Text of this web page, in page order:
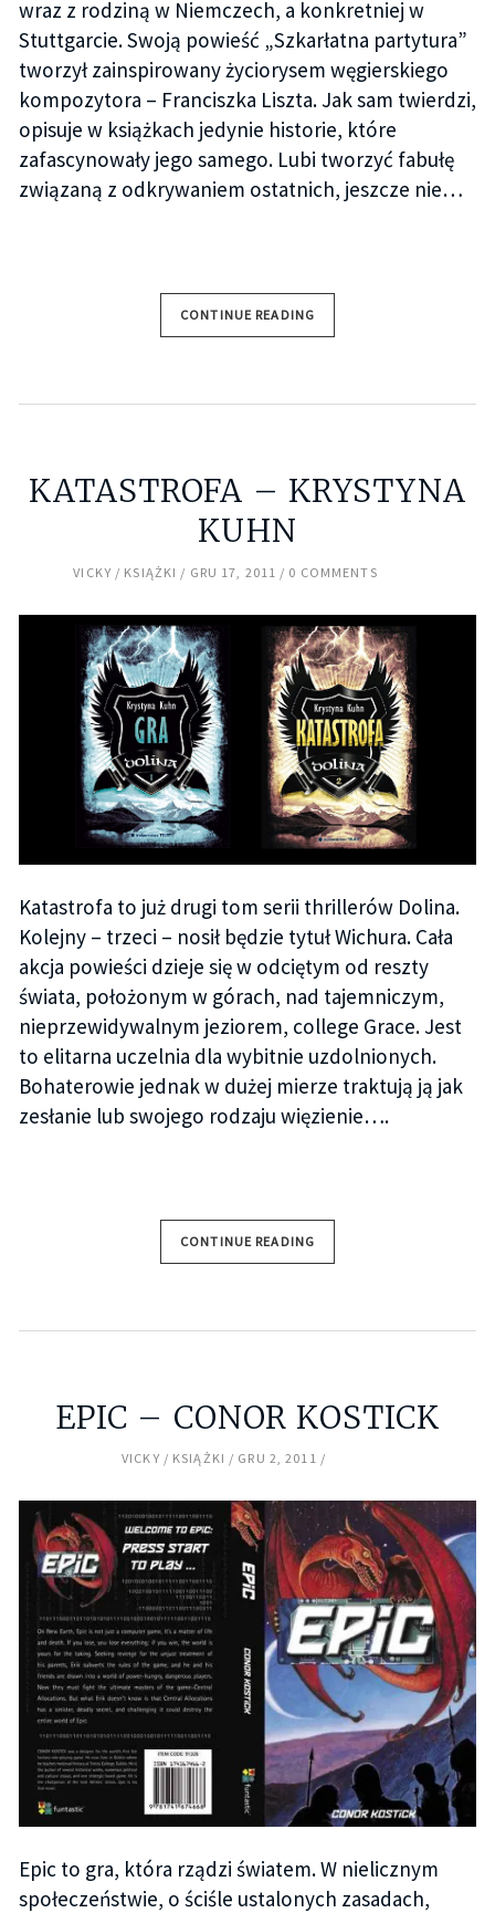
wraz z rodziną w Niemczech, a konkretniej w
Stuttgarcie. Swoją powieść „Szkarłatna partytura”
tworzył zainspirowany życiorysem węgierskiego
kompozytora – Franciszka Liszta. Jak sam twierdzi,
opisuje w książkach jedynie historie, które
zafascynowały jego samego. Lubi tworzyć fabułę
związaną z odkrywaniem ostatnich, jeszcze nie…
CONTINUE READING
KATASTROFA – KRYSTYNA
KUHN
VICKY KSIĄŻKI GRU 17, 2011 0 COMMENTS
Katastrofa to już drugi tom serii thrillerów Dolina.
Kolejny – trzeci – nosił będzie tytuł Wichura. Cała
akcja powieści dzieje się w odciętym od reszty
świata, położonym w górach, nad tajemniczym,
nieprzewidywalnym jeziorem, college Grace. Jest
to elitarna uczelnia dla wybitnie uzdolnionych.
Bohaterowie jednak w dużej mierze traktują ją jak
zesłanie lub swojego rodzaju więzienie….
CONTINUE READING
EPIC – CONOR KOSTICK
VICKY KSIĄŻKI GRU 2, 2011
Epic to gra, która rządzi światem. W nielicznym
społeczeństwie, o ściśle ustalonych zasadach,